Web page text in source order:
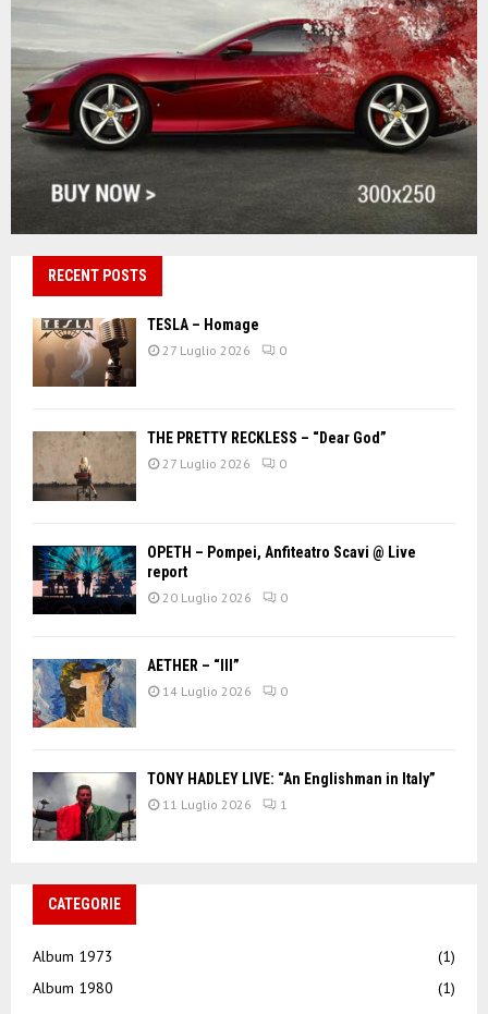
RECENT POSTS
TESLA – Homage
27 Luglio 2026 0
THE PRETTY RECKLESS – “Dear God”
27 Luglio 2026 0
OPETH – Pompei, Anfiteatro Scavi @ Live
report
20 Luglio 2026 0
AETHER – “III”
14 Luglio 2026 0
TONY HADLEY LIVE: “An Englishman in Italy”
11 Luglio 2026 1
CATEGORIE
Album 1973
(1)
Album 1980
(1)